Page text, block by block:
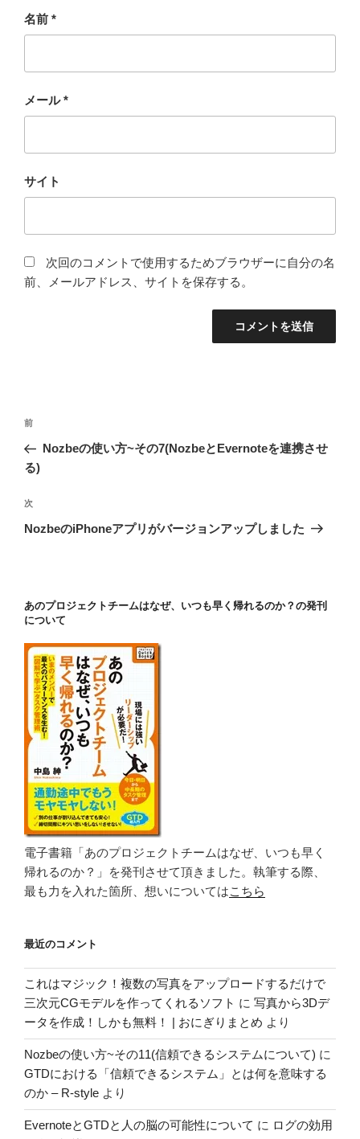
名前 *
メール*
サイト
次回のコメントで使用するためブラウザーに自分の名
前、メールアドレス、サイトを保存する。
投
ナ
ゲ
ー
前
の
投
前
Nozbeの使い方~その7(NozbeとEvernoteを連携させ
る)
次
の
次
NozbeのiPhoneアプリがバージョンアップしました
あのプロジェクトチームはなぜ、いつも早く帰れるのか？の発刊
について
電子書籍「あのプロジェクトチームはなぜ、いつも早く
帰れるのか？」を発刊させて頂きました。執筆する際、
最も力を入れた箇所、想いについてはこちら
最近のコメント
これはマジック！複数の写真をアップロードするだけで
三次元CGモデルを作ってくれるソフト に 写真から3Dデ
ータを作成！しかも無料！ | おにぎりまとめ より
Nozbeの使い方~その11(信頼できるシステムについて) に
GTDにおける「信頼できるシステム」とは何を意味する
のか – R-style より
EvernoteとGTDと人の脳の可能性について に ログの効用